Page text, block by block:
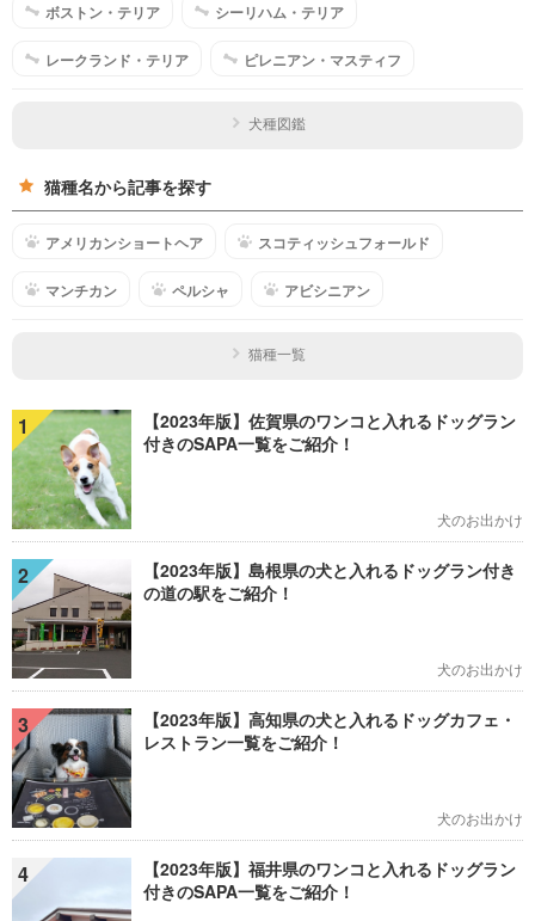
ボストン・テリア シーリハム・テリア
レークランド・テリア ピレニアン・マスティフ
犬種図鑑
猫種名から記事を探す
アメリカンショートヘア スコティッシュフォールド
マンチカン ペルシャ アビシニアン
猫種一覧
1
【2023年版】佐賀県のワンコと入れるドッグラン
付きのSAPA一覧をご紹介！
犬のお出かけ
2
【2023年版】島根県の犬と入れるドッグラン付き
の道の駅をご紹介！
犬のお出かけ
3
【2023年版】高知県の犬と入れるドッグカフェ・
レストラン一覧をご紹介！
犬のお出かけ
4
【2023年版】福井県のワンコと入れるドッグラン
付きのSAPA一覧をご紹介！